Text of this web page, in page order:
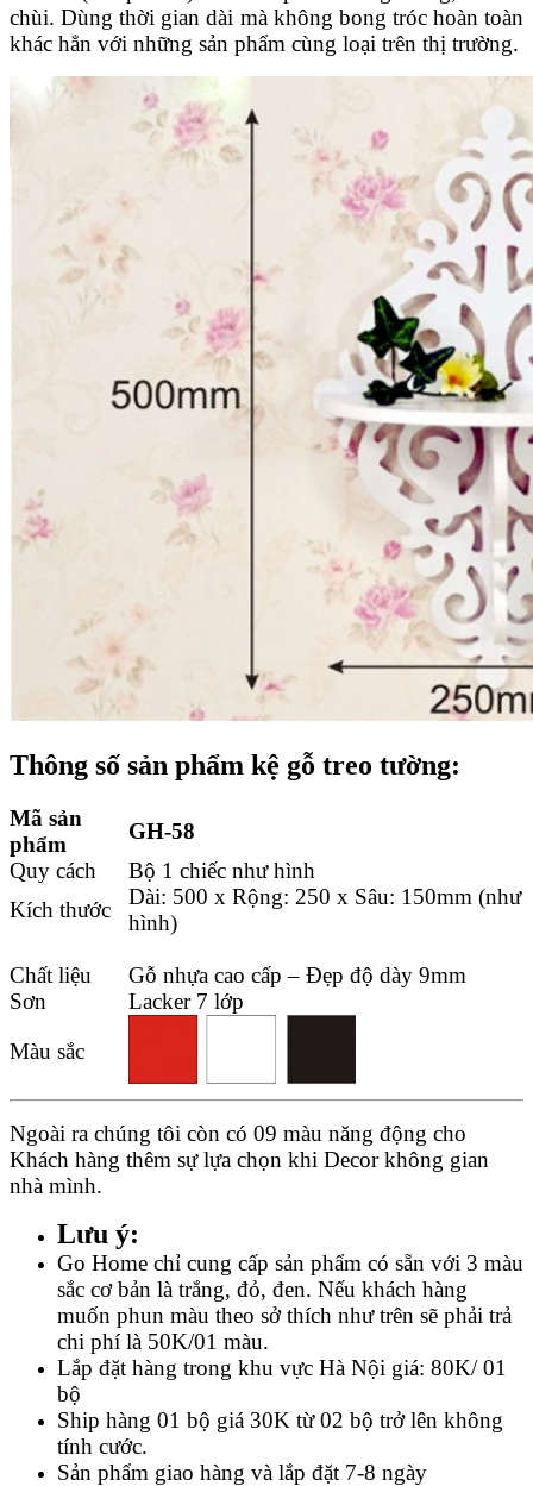
chùi. Dùng thời gian dài mà không bong tróc hoàn toàn
khác hẳn với những sản phẩm cùng loại trên thị trường.
Thông số sản phẩm kệ gỗ treo tường:
Mã sản
phẩm
GH-58
Quy cách
Bộ 1 chiếc như hình
Kích thước
Dài: 500 x Rộng: 250 x Sâu: 150mm (như
hình)
Chất liệu
Gỗ nhựa cao cấp – Đẹp độ dày 9mm
Sơn
Lacker 7 lớp
Màu sắc
Ngoài ra chúng tôi còn có 09 màu năng động cho
Khách hàng thêm sự lựa chọn khi Decor không gian
nhà mình.
Lưu ý:
Go Home chỉ cung cấp sản phẩm có sẵn với 3 màu
sắc cơ bản là trắng, đỏ, đen. Nếu khách hàng
muốn phun màu theo sở thích như trên sẽ phải trả
chi phí là 50K/01 màu.
Lắp đặt hàng trong khu vực Hà Nội giá: 80K/ 01
bộ
Ship hàng 01 bộ giá 30K từ 02 bộ trở lên không
tính cước.
Sản phẩm giao hàng và lắp đặt 7-8 ngày